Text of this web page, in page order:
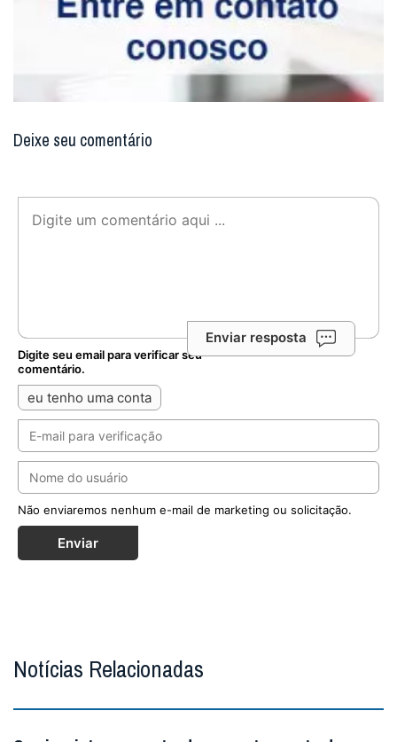
Deixe seu comentário
Enviar resposta
Digite seu email para verificar seu
comentário.
eu tenho uma conta
Não enviaremos nenhum e-mail de marketing ou solicitação.
Enviar
Notícias Relacionadas